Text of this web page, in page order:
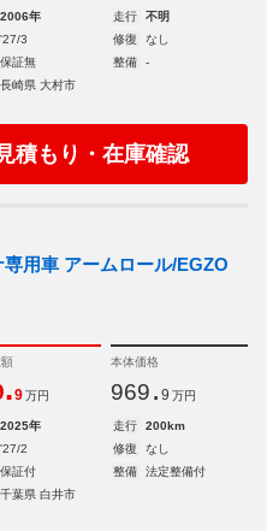
2006年 走行
不明
'27/3 修復
なし
保証無 整備
-
長崎県 大村市
積もり・在庫確認
用車 アームロール/EGZO
.9 万円
本体価格
969. 9 万円
2025年 走行
200km
'27/2 修復
なし
保証付 整備
法定整備付
千葉県 白井市